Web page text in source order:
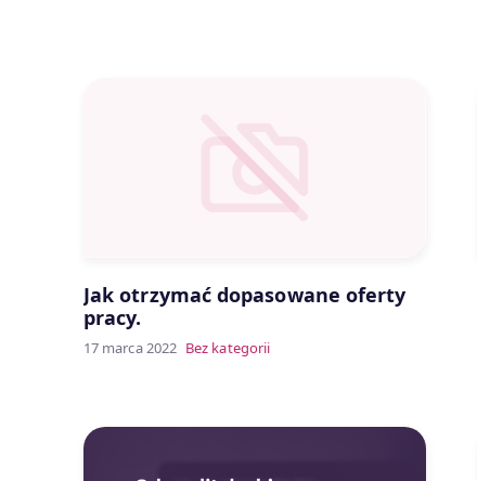
Jak otrzymać dopasowane oferty
pracy.
17 marca 2022 Bez kategorii